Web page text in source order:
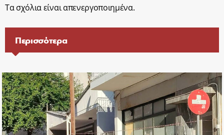
Τα σχόλια είναι απενεργοποιημένα.
Περισσότερα